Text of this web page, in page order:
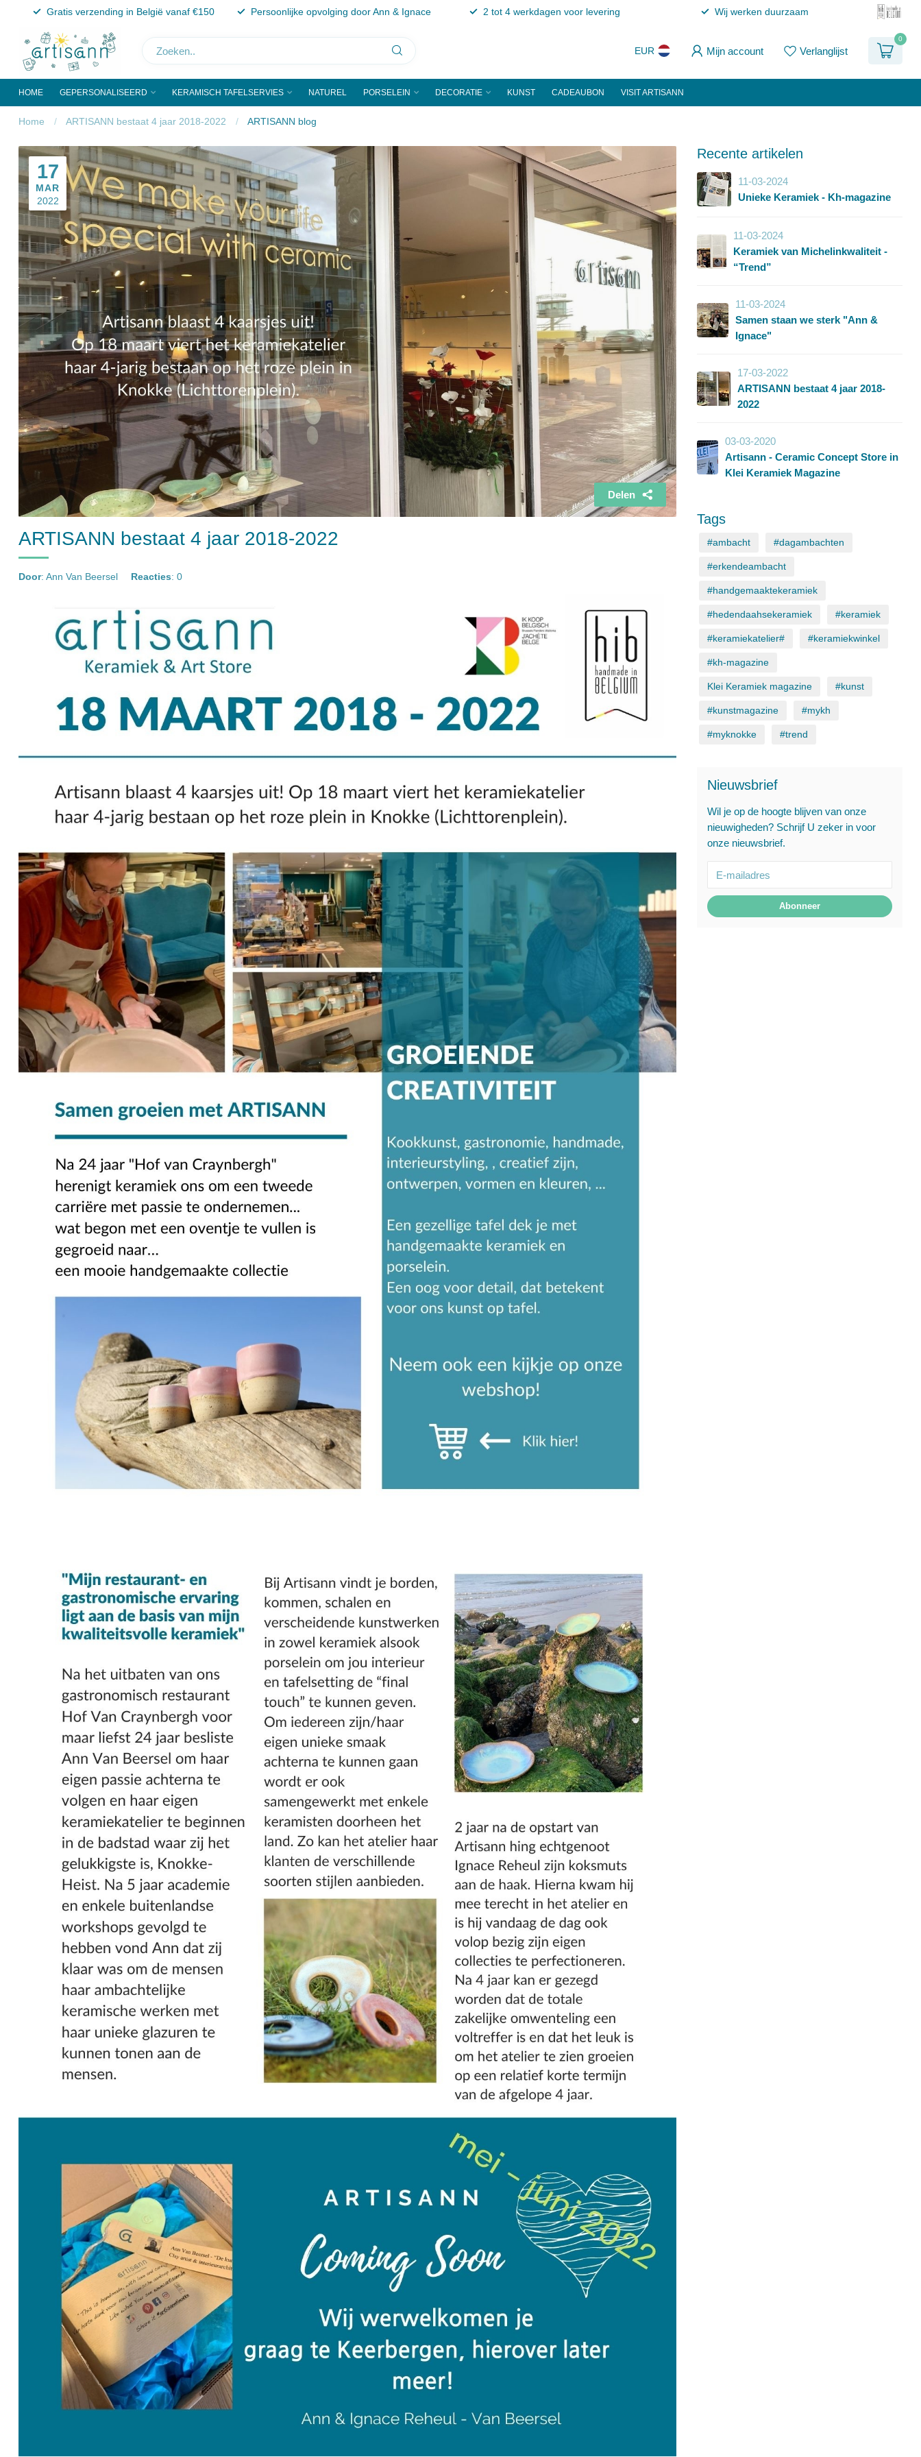
Gratis verzending in België vanaf €150 Persoonlijke opvolging door Ann & Ignace 2 tot 4 werkdagen voor levering Wij werken duurzaam
EUR Mijn account Verlanglijst
0
HOME GEPERSONALISEERD KERAMISCH TAFELSERVIES NATUREL PORSELEIN DECORATIE KUNST CADEAUBON VISIT ARTISANN
Home / ARTISANN bestaat 4 jaar 2018-2022 / ARTISANN blog
17
MAR
2022
Delen
ARTISANN bestaat 4 jaar 2018-2022
Door: Ann Van Beersel Reacties: 0
Recente artikelen
11-03-2024
Unieke Keramiek - Kh-magazine
11-03-2024
Keramiek van Michelinkwaliteit -
“Trend”
11-03-2024
Samen staan we sterk "Ann &
Ignace"
17-03-2022
ARTISANN bestaat 4 jaar 2018-
2022
03-03-2020
Artisann - Ceramic Concept Store in
Klei Keramiek Magazine
Tags
#ambacht #dagambachten
#erkendeambacht
#handgemaaktekeramiek
#hedendaahsekeramiek #keramiek
#keramiekatelier# #keramiekwinkel
#kh-magazine
Klei Keramiek magazine #kunst
#kunstmagazine #mykh
#myknokke #trend
Nieuwsbrief
Wil je op de hoogte blijven van onze
nieuwigheden? Schrijf U zeker in voor
onze nieuwsbrief.
Abonneer